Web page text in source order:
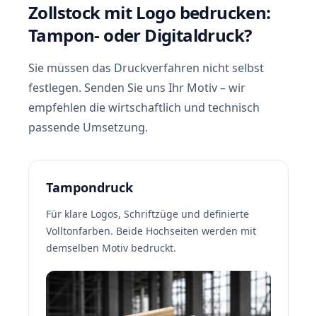
Zollstock mit Logo bedrucken:
Tampon- oder Digitaldruck?
Sie müssen das Druckverfahren nicht selbst
festlegen. Senden Sie uns Ihr Motiv – wir
empfehlen die wirtschaftlich und technisch
passende Umsetzung.
Tampondruck
Für klare Logos, Schriftzüge und definierte
Volltonfarben. Beide Hochseiten werden mit
demselben Motiv bedruckt.